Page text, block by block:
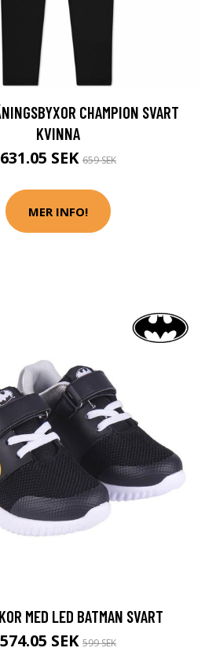
CHAMPION SVART
KVINNA
631.05 SEK 659 SEK
MER INFO!
MED LED BATMAN SVART
574.05 SEK 599 SEK